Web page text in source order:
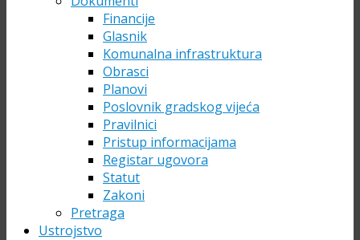
Financije
Glasnik
Komunalna infrastruktura
Obrasci
Planovi
Poslovnik gradskog vijeća
Pravilnici
Pristup informacijama
Registar ugovora
Statut
Zakoni
Pretraga
Ustrojstvo